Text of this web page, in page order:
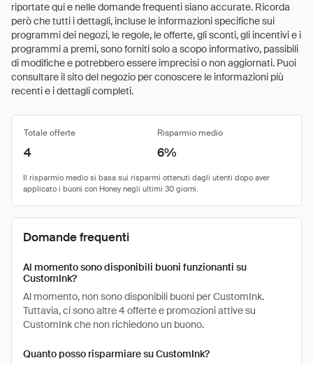
riportate qui e nelle domande frequenti siano accurate. Ricorda
però che tutti i dettagli, incluse le informazioni specifiche sui
programmi dei negozi, le regole, le offerte, gli sconti, gli incentivi e i
programmi a premi, sono forniti solo a scopo informativo, passibili
di modifiche e potrebbero essere imprecisi o non aggiornati. Puoi
consultare il sito del negozio per conoscere le informazioni più
recenti e i dettagli completi.
Totale offerte Risparmio medio
4 6%
Domande frequenti
Al momento sono disponibili buoni funzionanti su
CustomInk?
Al momento, non sono disponibili buoni per CustomInk.
Tuttavia, ci sono altre 4 offerte e promozioni attive su
CustomInk che non richiedono un buono.
Quanto posso risparmiare su CustomInk?